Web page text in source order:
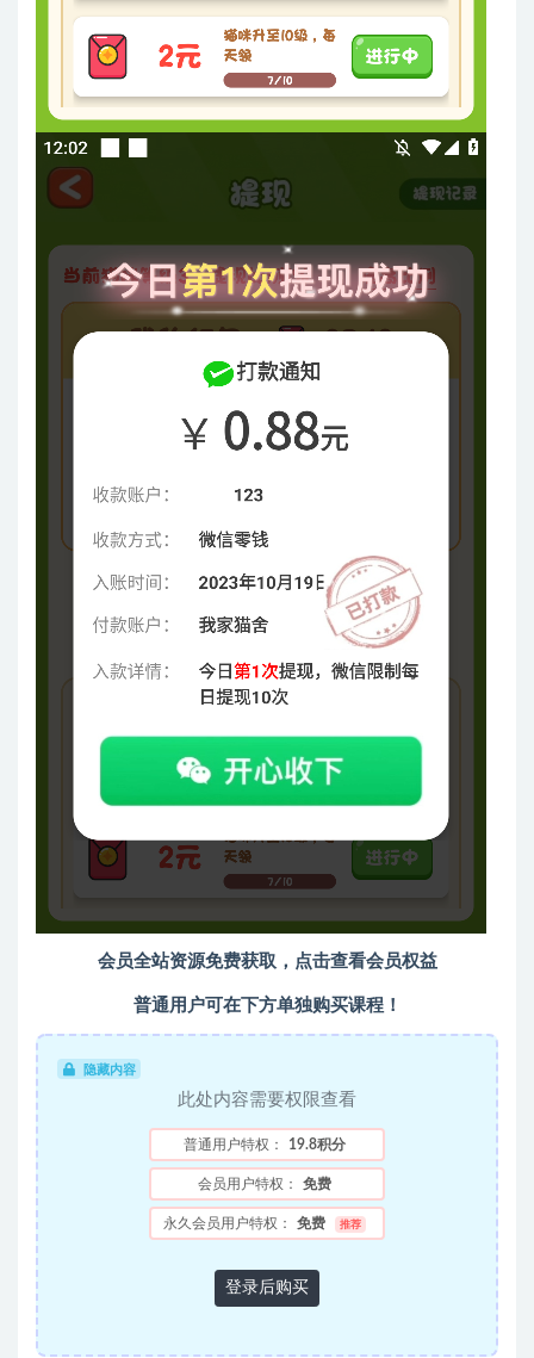
会员全站资源免费获取，点击查看会员权益
普通用户可在下方单独购买课程！
隐藏内容
此处内容需要权限查看
普通用户特权： 19.8积分
会员用户特权： 免费
永久会员用户特权： 免费 推荐
登录后购买